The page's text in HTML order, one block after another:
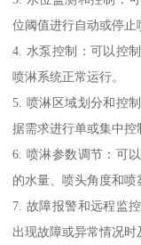
位阈值进行自动或停止
4. 水泵控制：可以控
喷淋系统正常运行。
5. 喷淋区域划分和控
据需求进行单或集中控
6. 喷淋参数调节：可
的水量、喷头角度和喷
7. 故障报警和远程监
出现故障或异常情况时